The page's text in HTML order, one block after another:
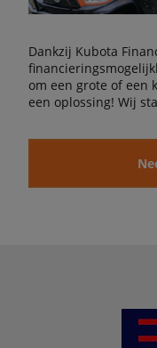
Dankzij Kubota
om een grote of een
een oplossing! Wij